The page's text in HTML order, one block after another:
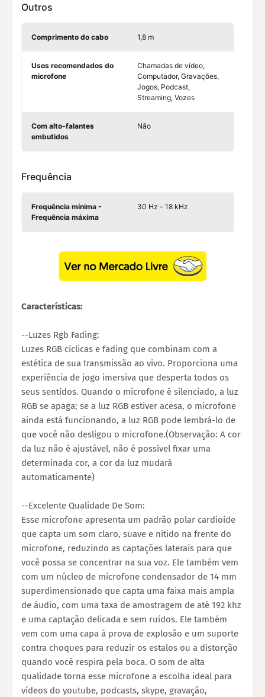
Outros
Comprimento do cabo 1,8 m
Usos recomendados do
microfone
Chamadas de vídeo,
Computador, Gravações,
Jogos, Podcast,
Streaming, Vozes
Com alto-falantes
embutidos
Não
Frequência
Frequência mínima -
Frequência máxima
30 Hz - 18 kHz
Características:
--Luzes Rgb Fading:
Luzes RGB cíclicas e fading que combinam com a
estética de sua transmissão ao vivo. Proporciona uma
experiência de jogo imersiva que desperta todos os
seus sentidos. Quando o microfone é silenciado, a luz
RGB se apaga; se a luz RGB estiver acesa, o microfone
ainda está funcionando, a luz RGB pode lembrá-lo de
que você não desligou o microfone.(Observação: A cor
da luz não é ajustável, não é possível fixar uma
determinada cor, a cor da luz mudará
automaticamente)
--Excelente Qualidade De Som:
Esse microfone apresenta um padrão polar cardioide
que capta um som claro, suave e nítido na frente do
microfone, reduzindo as captações laterais para que
você possa se concentrar na sua voz. Ele também vem
com um núcleo de microfone condensador de 14 mm
superdimensionado que capta uma faixa mais ampla
de áudio, com uma taxa de amostragem de até 192 khz
e uma captação delicada e sem ruídos. Ele também
vem com uma capa à prova de explosão e um suporte
contra choques para reduzir os estalos ou a distorção
quando você respira pela boca. O som de alta
qualidade torna esse microfone a escolha ideal para
vídeos do youtube, podcasts, skype, gravação,